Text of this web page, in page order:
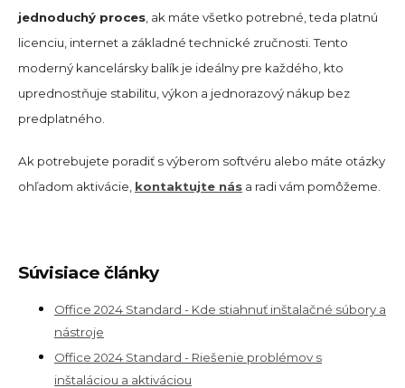
jednoduchý proces , ak máte všetko potrebné, teda platnú
licenciu, internet a základné technické zručnosti. Tento
moderný kancelársky balík je ideálny pre každého, kto
uprednostňuje stabilitu, výkon a jednorazový nákup bez
predplatného.
Ak potrebujete poradiť s výberom softvéru alebo máte otázky
ohľadom aktivácie, kontaktujte nás a radi vám pomôžeme.
Súvisiace články
Office 2024 Standard - Kde stiahnuť inštalačné súbory a
nástroje
Office 2024 Standard - Riešenie problémov s
inštaláciou a aktiváciou